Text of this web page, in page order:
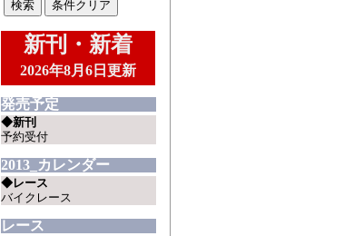
新刊・新着
2026年8月6日更新
発売予定
◆新刊
予約受付
2013_カレンダー
◆レース
バイクレース
レース